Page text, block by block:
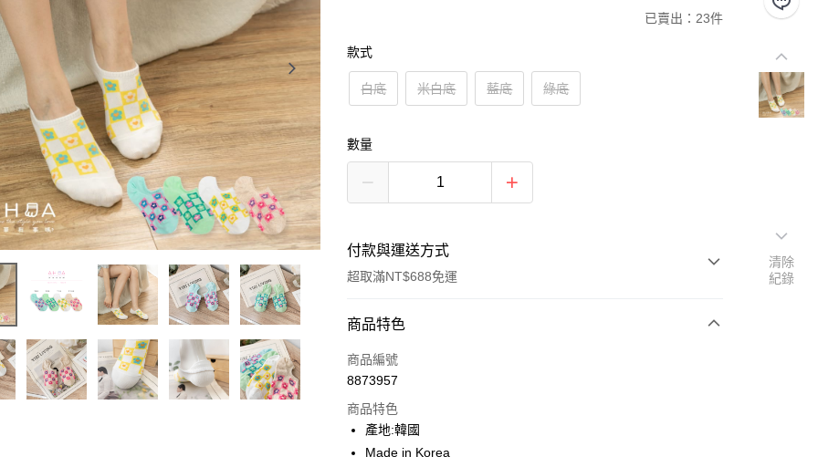
已賣出：23件
款式
白底 米白底 藍底 綠底
數量
付款與運送方式
超取滿NT$688免運
付款方式
信用卡一次付款
LINE Pay
Apple Pay
商品特色
商品編號
8873957
商品特色
產地:韓國
Made in Korea
清除
紀錄